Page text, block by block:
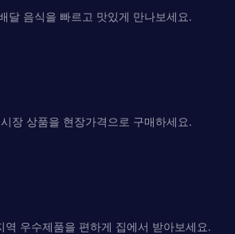
달 음식을 빠르고 맛있게 만나보세요.
장 상품을 현장가격으로 구매하세요.
역 우수제품을 편하게 집에서 받아보세요.